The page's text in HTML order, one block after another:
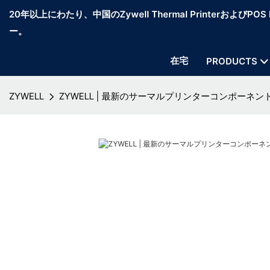
20年以上にわたり、中国のZywell Thermal PrinterおよびPOS
ー。
在宅 PRODUCTS
ZYWELL ZYWELL | 最新のサーマルプリンターコンポーネン